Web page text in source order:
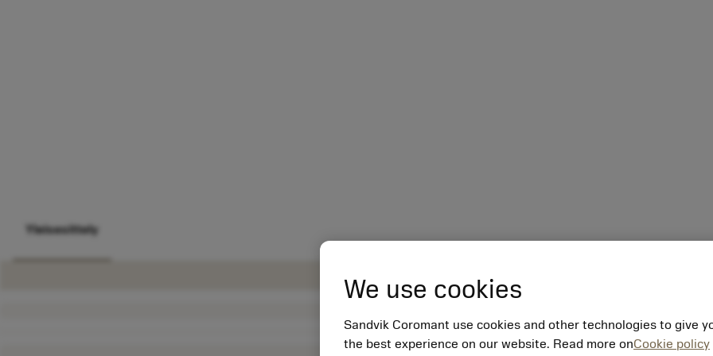
Yleisesittely
We use cookies
Sandvik Coromant use cookies and other technologies to give
the best experience on our website. Read more onCookie policy